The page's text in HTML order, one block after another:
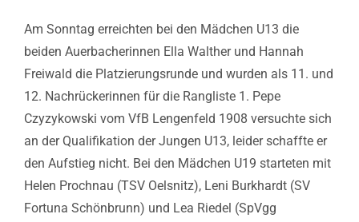
Am Sonntag erreichten bei den Mädchen U13 die
beiden Auerbacherinnen Ella Walther und Hannah
Freiwald die Platzierungsrunde und wurden als 11. und
12. Nachrückerinnen für die Rangliste 1. Pepe
Czyzykowski vom VfB Lengenfeld 1908 versuchte sich
an der Qualifikation der Jungen U13, leider schaffte er
den Aufstieg nicht. Bei den Mädchen U19 starteten mit
Helen Prochnau (TSV Oelsnitz), Leni Burkhardt (SV
Fortuna Schönbrunn) und Lea Riedel (SpVgg